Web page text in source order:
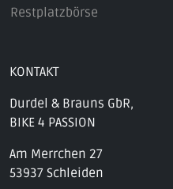
Restplatzbörse
KONTAKT
Durdel & Brauns GbR,
BIKE 4 PASSION
Am Merrchen 27
53937 Schleiden